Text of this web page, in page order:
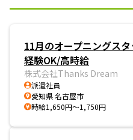
11月のオープニングス
経験OK/高時給
株式会社Thanks Dream
派遣社員
愛知県 名古屋市
時給1,650円～1,750円